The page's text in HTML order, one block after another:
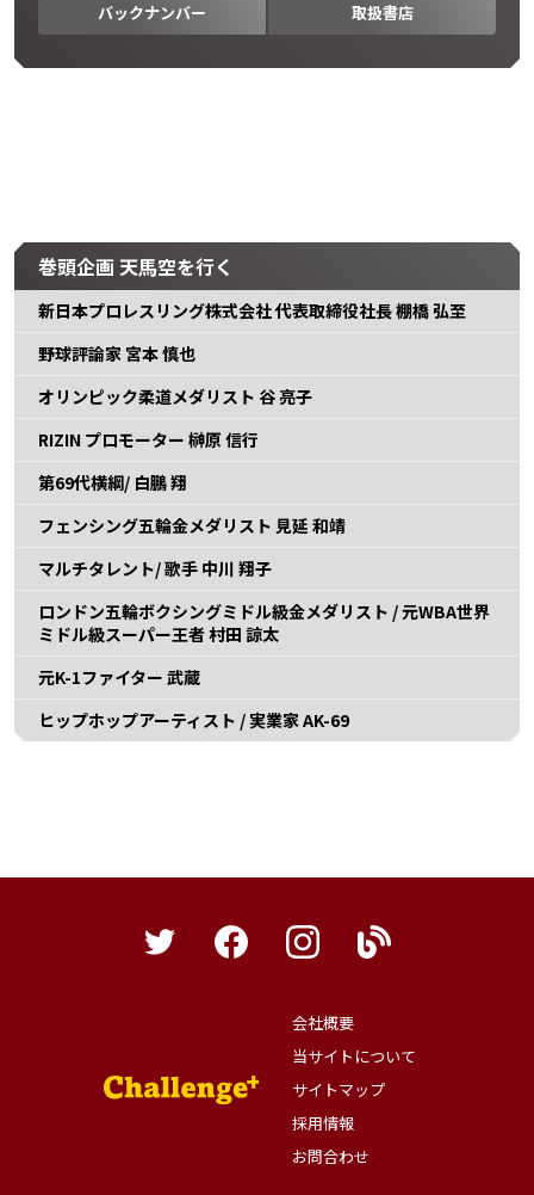
バックナンバー 取扱書店
巻頭企画 天馬空を行く
新日本プロレスリング株式会社 代表取締役社長 棚橋 弘至
野球評論家 宮本 慎也
オリンピック柔道メダリスト 谷 亮子
RIZIN プロモーター 榊原 信行
第69代横綱/ 白鵬 翔
フェンシング五輪金メダリスト 見延 和靖
マルチタレント/ 歌手 中川 翔子
ロンドン五輪ボクシングミドル級金メダリスト / 元WBA世界
ミドル級スーパー王者 村田 諒太
元K-1ファイター 武蔵
ヒップホップアーティスト / 実業家 AK-69
会社概要
当サイトについて
サイトマップ
採用情報
お問合わせ